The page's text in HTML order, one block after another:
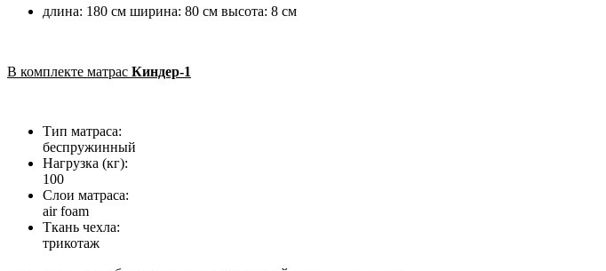
длина: 180 см ширина: 80 см высота: 8 см
В комплекте матрас Киндер-1
Тип матраса:
беспружинный
Нагрузка (кг):
100
Слои матраса:
air foam
Ткань чехла:
трикотаж